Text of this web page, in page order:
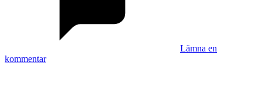
Lämna en
kommentar